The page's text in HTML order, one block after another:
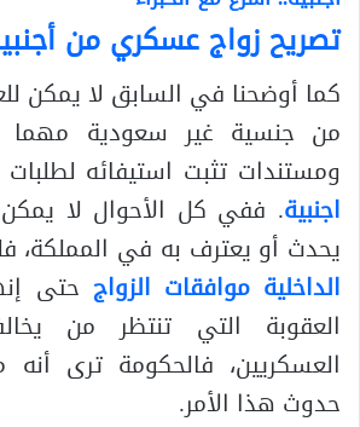
تصريح زواج عسكري من
كما أوضحنا في السابق لا يمكن
من جنسية غير سعودية
ومستندات تثبت استيفائه لطلبات
اجنبية. ففي كل الأحوال لا يمكن
يحدث أو يعترف به في المملكة،
الداخلية موافقات الزواج حتى
العقوبة التي تنتظر من
العسكريين، فالحكومة ترى أنه
حدوث هذا الأمر.